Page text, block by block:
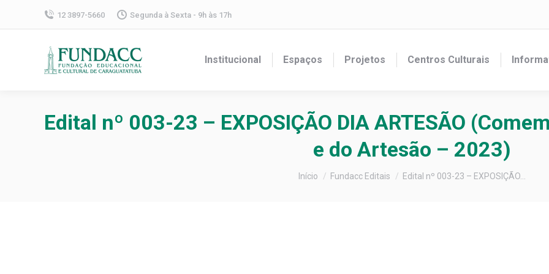
12 3897-5660 Segunda à Sexta - 9h às 17h
Institucional Espaços Projetos Centros Culturais
Edital nº 003-23 – EXPOSIÇÃO DIA ARTESÃO
e do Artesão – 2023)
Você está aqui:
Início Fundacc Editais Edital nº 003-23 – EXPOSIÇÃO…